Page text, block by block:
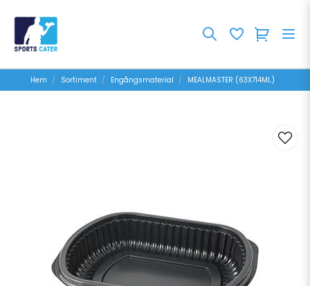
Hem Sortiment Engångsmaterial MEALMASTER (63X714ML)